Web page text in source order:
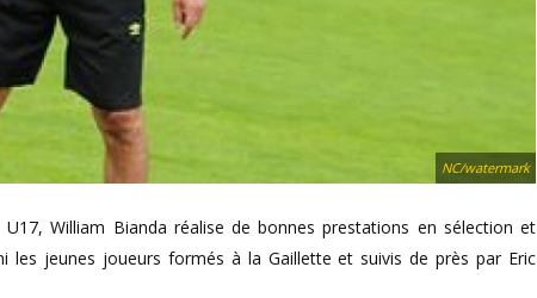
NC/watermark
William Bianda réalise de bonnes prestations en sélection et
les jeunes joueurs formés à la Gaillette et suivis de près par Eric